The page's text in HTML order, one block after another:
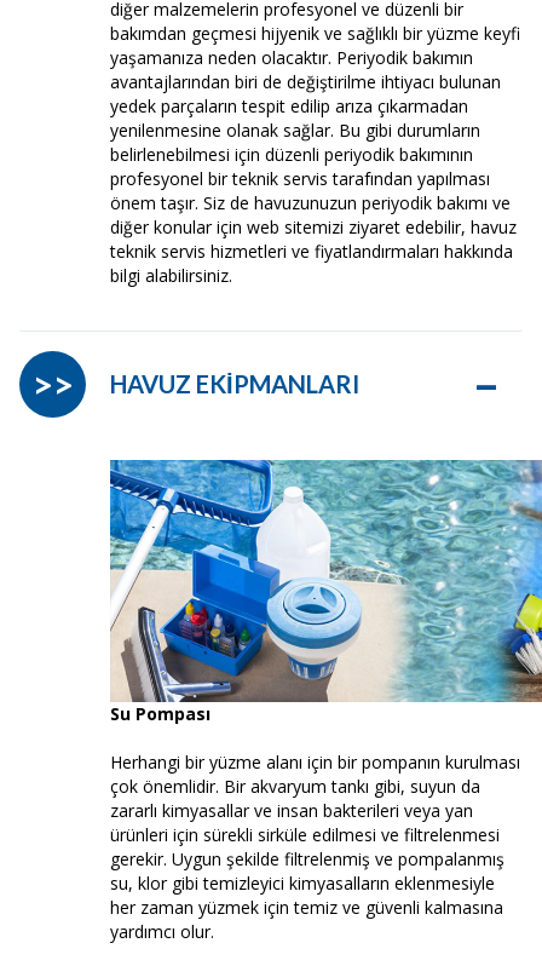
diğer malzemelerin profesyonel ve düzenli bir
bakımdan geçmesi hijyenik ve sağlıklı bir yüzme keyfi
yaşamanıza neden olacaktır. Periyodik bakımın
avantajlarından biri de değiştirilme ihtiyacı bulunan
yedek parçaların tespit edilip arıza çıkarmadan
yenilenmesine olanak sağlar. Bu gibi durumların
belirlenebilmesi için düzenli periyodik bakımının
profesyonel bir teknik servis tarafından yapılması
önem taşır. Siz de havuzunuzun periyodik bakımı ve
diğer konular için web sitemizi ziyaret edebilir, havuz
teknik servis hizmetleri ve fiyatlandırmaları hakkında
bilgi alabilirsiniz.
HAVUZ EKİPMANLARI –
>>
Su Pompası
Herhangi bir yüzme alanı için bir pompanın kurulması
çok önemlidir. Bir akvaryum tankı gibi, suyun da
zararlı kimyasallar ve insan bakterileri veya yan
ürünleri için sürekli sirküle edilmesi ve filtrelenmesi
gerekir. Uygun şekilde filtrelenmiş ve pompalanmış
su, klor gibi temizleyici kimyasalların eklenmesiyle
her zaman yüzmek için temiz ve güvenli kalmasına
yardımcı olur.